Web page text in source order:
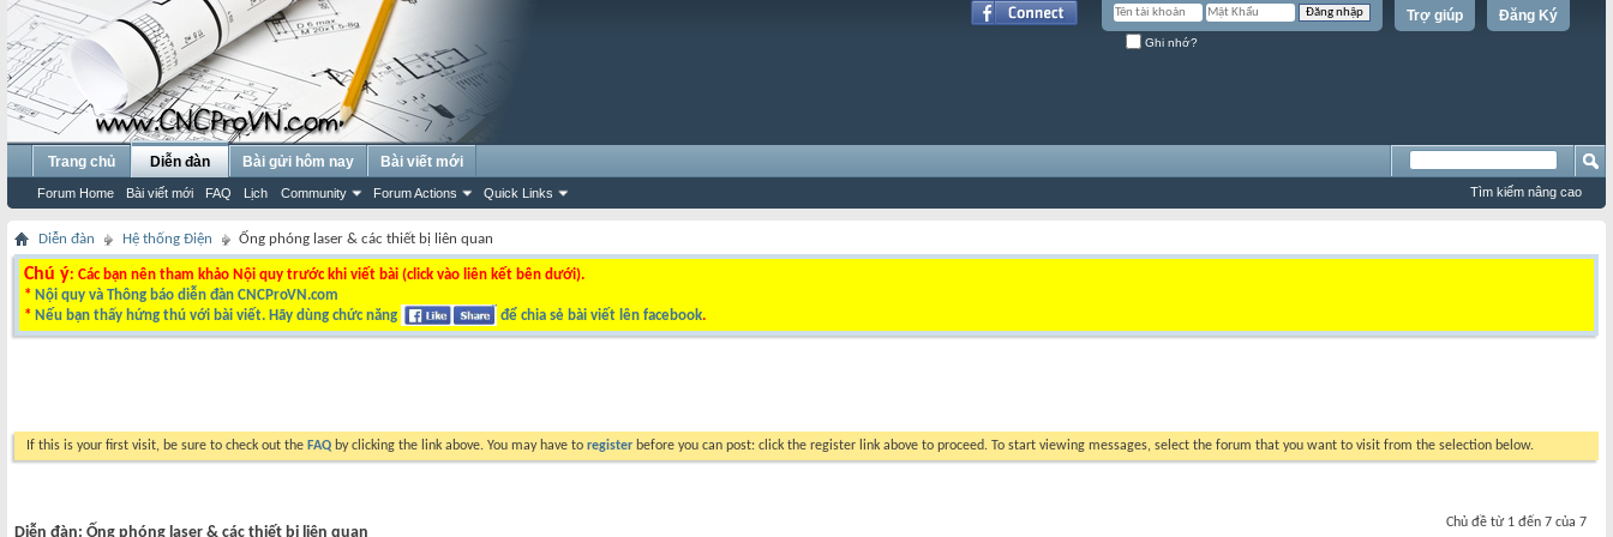
Đăng Ký
Trợ giúp
Ghi nhớ?
Trang chủ Diễn đàn
Forum Home Bài viết mới FAQ Lịch Community Forum Actions Quick Links
Bài gửi hôm nay Bài viết mới
Tìm kiếm nâng cao
Diễn đàn Hệ thống Điện Ống phóng laser & các thiết bị liên quan
Chú ý: Các bạn nên tham khảo Nội quy trước khi viết bài (click vào liên kết bên dưới).
* Nội quy và Thông báo diễn đàn CNCProVN.com
* Nếu bạn thấy hứng thú với bài viết. Hãy dùng chức năng để chia sẻ bài viết lên facebook.
If this is your first visit, be sure to check out the FAQ by clicking the link above. You may have to register before you can post: click the register link above to proceed. To start viewing messages, select the forum that you want to visit from the selection below.
Chủ đề từ 1 đến 7 của 7
Diễn đàn: Ống phóng laser & các thiết bị liên quan